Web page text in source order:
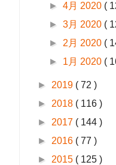
►4月 2020 (
►3月 2020 (
► 2月 2020 (
► 1月 2020 (
► 2019 ( 72 )
► 2018 ( 116 )
► 2017 ( 144 )
► 2016 ( 77 )
► 2015 ( 125 )